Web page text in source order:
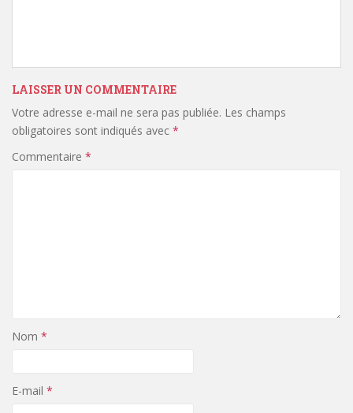
LAISSER UN COMMENTAIRE
Votre adresse e-mail ne sera pas publiée. Les champs
obligatoires sont indiqués avec *
Commentaire *
Nom *
E-mail *